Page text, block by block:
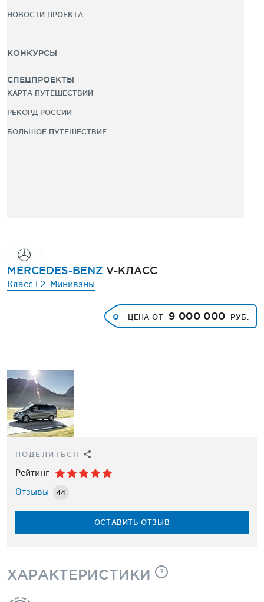
НОВОСТИ ПРОЕКТА
КОНКУРСЫ
СПЕЦПРОЕКТЫ
КАРТА ПУТЕШЕСТВИЙ
РЕКОРД РОССИИ
БОЛЬШОЕ ПУТЕШЕСТВИЕ
MERCEDES-BENZ V-КЛАСС
Класс L2. Минивэны
ЦЕНА ОТ 9 000 000 РУБ.
ПОДЕЛИТЬСЯ
Рейтинг
Отзывы
44
ОСТАВИТЬ ОТЗЫВ
ХАРАКТЕРИСТИКИ ?